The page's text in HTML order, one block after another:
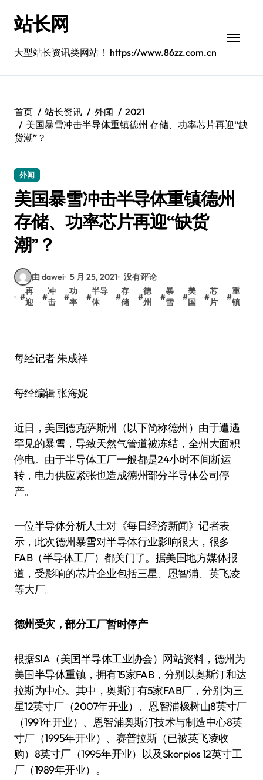
站长网
大型站长资讯类网站！ https://www.86zz.com.cn
首页 站长资讯 外闻
2021
美国暴雪冲击半导体重镇德州 存储、功率芯片再迎“缺
货潮”？
外闻
美国暴雪冲击半导体重镇德州
存储、功率芯片再迎“缺货
潮”？
由 dawei 5 月 25, 2021 没有评论
#
再
迎
#
冲
击
#
功
率
#
半导
体
#
存
储
#
德
州
#
暴
雪
#
美
国
#
芯
片
#
重
镇
每经记者 朱成祥
每经编辑 张海妮
近日，美国德克萨斯州（以下简称德州）由于遭遇
罕见的暴雪，导致天然气管道被冻结，全州大面积
停电。由于半导体工厂一般都是24小时不间断运
转，电力供应紧张也造成德州部分半导体公司停
产。
一位半导体分析人士对《每日经济新闻》记者表
示，此次德州暴雪对半导体行业影响很大，很多
FAB（半导体工厂）都关门了。据美国地方媒体报
道，受影响的芯片企业包括三星、恩智浦、英飞凌
等大厂。
德州受灾，部分工厂暂时停产
根据SIA（美国半导体工业协会）网站资料，德州为
美国半导体重镇，拥有15家FAB，分别以奥斯汀和达
拉斯为中心。其中，奥斯汀有5家FAB厂，分别为三
星12英寸厂（2007年开业）、恩智浦橡树山8英寸厂
（1991年开业）、恩智浦奥斯汀技术与制造中心8英
寸厂（1995年开业）、赛普拉斯（已被英飞凌收
购）8英寸厂（1995年开业）以及Skorpios 12英寸工
厂（1989年开业）。